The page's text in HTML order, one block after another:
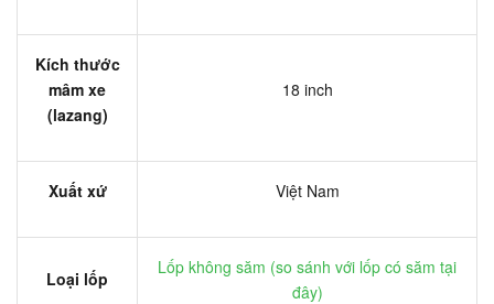
Kích thước
mâm xe
(lazang)
18 inch
Xuất xứ Việt Nam
Loại lốp
Lốp không săm (so sánh với lốp có săm tại
đây)